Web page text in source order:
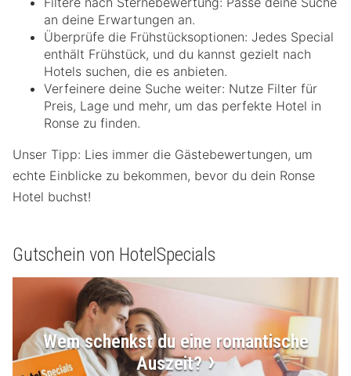
an deine Erwartungen an.
Überprüfe die Frühstücksoptionen: Jedes Special
enthält Frühstück, und du kannst gezielt nach
Hotels suchen, die es anbieten.
Verfeinere deine Suche weiter: Nutze Filter für
Preis, Lage und mehr, um das perfekte Hotel in
Ronse zu finden.
Unser Tipp: Lies immer die Gästebewertungen, um
echte Einblicke zu bekommen, bevor du dein Ronse
Hotel buchst!
Gutschein von HotelSpecials
Wem schenkst du eine romantische
Auszeit?